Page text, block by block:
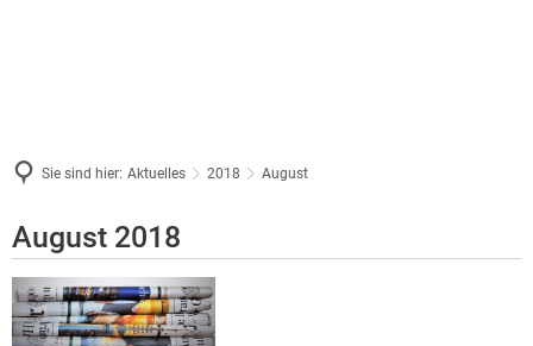
Sie sind hier: Aktuelles 2018 August
August
August 2018